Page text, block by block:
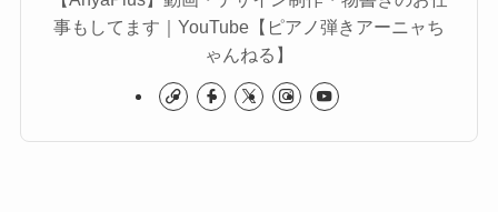
事もしてます｜YouTube【ピアノ弾きアーニャち
ゃんねる】